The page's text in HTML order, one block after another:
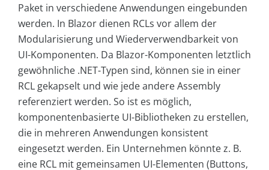
Paket in verschiedene Anwendungen eingebunden
werden. In Blazor dienen RCLs vor allem der
Modularisierung und Wiederverwendbarkeit von
UI-Komponenten. Da Blazor-Komponenten letztlich
gewöhnliche .NET-Typen sind, können sie in einer
RCL gekapselt und wie jede andere Assembly
referenziert werden. So ist es möglich,
komponentenbasierte UI-Bibliotheken zu erstellen,
die in mehreren Anwendungen konsistent
eingesetzt werden. Ein Unternehmen könnte z. B.
eine RCL mit gemeinsamen UI-Elementen (Buttons,